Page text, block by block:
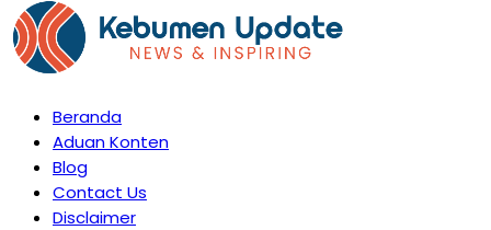
Beranda
Aduan Konten
Blog
Contact Us
Disclaimer